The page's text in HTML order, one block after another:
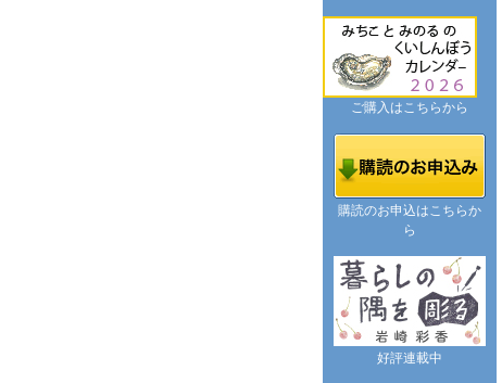
ご購入はこちらから
購読のお申込はこちらか
ら
好評連載中